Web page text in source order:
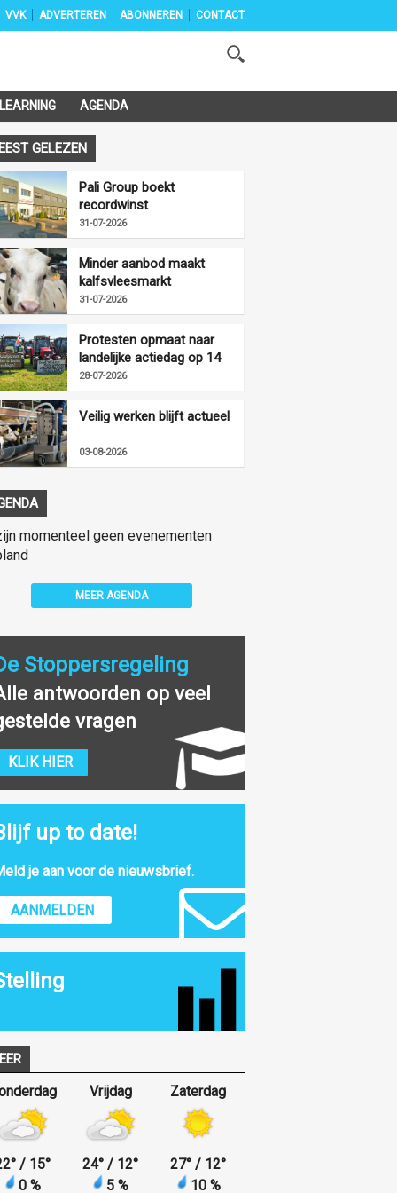
AGENDA
VVK ADVERTEREN ABONNEREN CONTACT
GELEZEN
Pali Group boekt
recordwinst
31-07-2026
Minder aanbod maakt
kalfsvleesmarkt
vriendelijker
31-07-2026
Protesten opmaat naar
landelijke actiedag op 14
augustus
28-07-2026
Veilig werken blijft actueel
03-08-2026
momenteel geen evenementen
MEER AGENDA
Stoppersregeling
antwoorden op veel
vragen
KLIK HIER
up to date!
je aan voor de nieuwsbrief.
AANMELDEN
° / 15°
0 %
Vrijdag
24° / 12°
5 %
Zaterdag
27° / 12°
10 %